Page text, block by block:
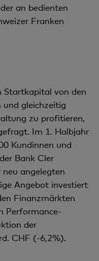
an bedienten
Franken
Startkapital von den
und gleichzeitig
zu profitieren,
Im 1. Halbjahr
Kundinnen und
Bank Cler
neu angelegten
Angebot investiert
Finanzmärkten
Performance-
der
CHF (-6,2%).